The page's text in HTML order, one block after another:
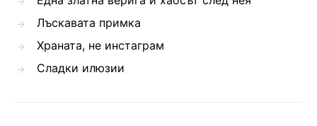
Лъскавата примка
Храната, не инстаграм
Сладки илюзии